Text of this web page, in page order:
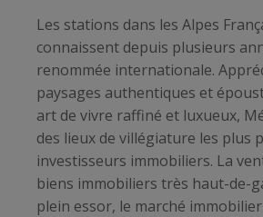
Les stations dans les Alpes
connaissent depuis plusieurs
renommée internationale.
paysages authentiques et
art de vivre raffiné et luxueux,
des lieux de villégiature les plus
investisseurs immobiliers. La
biens immobiliers très haut-de-
plein essor, le marché